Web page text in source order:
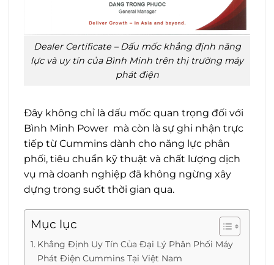
Dealer Certificate – Dấu mốc khẳng định năng
lực và uy tín của Bình Minh trên thị trường máy
phát điện
Đây không chỉ là dấu mốc quan trọng đối với
Bình Minh Power mà còn là sự ghi nhận trực
tiếp từ Cummins dành cho năng lực phân
phối, tiêu chuẩn kỹ thuật và chất lượng dịch
vụ mà doanh nghiệp đã không ngừng xây
dựng trong suốt thời gian qua.
Mục lục
Khẳng Định Uy Tín Của Đại Lý Phân Phối Máy
Phát Điện Cummins Tại Việt Nam